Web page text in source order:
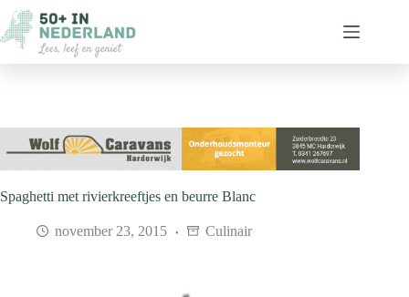
naar
de
inhoud
Spaghetti met rivierkreeftjes en beurre Blanc
november 23, 2015 Culinair